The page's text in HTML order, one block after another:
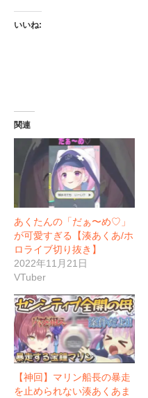
いいね:
関連
あくたんの「だぁ〜め♡」
が可愛すぎる【湊あくあ/ホ
ロライブ切り抜き】
2022年11月21日
VTuber
【神回】マリン船長の暴走
を止められない湊あくあま